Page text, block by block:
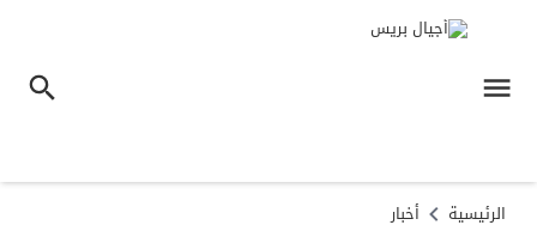
الرئيسية أخبار